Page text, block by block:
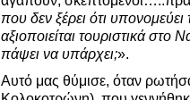
που δεν ξέρει ότι
αξιοποιείται τουριστικά
πάψει να υπάρχει;».
Αυτό μας θύμισε, όταν